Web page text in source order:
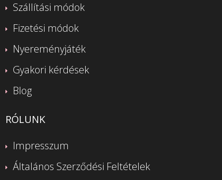
Szállítási módok
Fizetési módok
Nyereményjáték
Gyakori kérdések
Blog
RÓLUNK
Impresszum
Általános Szerződési Feltételek